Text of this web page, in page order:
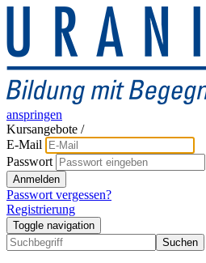
anspringen
Kursangebote /
E-Mail
Passwort
Anmelden
Passwort vergessen?
Registrierung
Toggle navigation
Suchen